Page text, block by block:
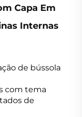
Capa Em
Internas
de bússola
com tema
de